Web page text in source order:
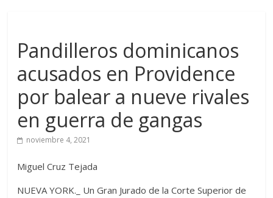
Pandilleros dominicanos
acusados en Providence
por balear a nueve rivales
en guerra de gangas
noviembre 4, 2021
Miguel Cruz Tejada
NUEVA YORK._ Un Gran Jurado de la Corte Superior de